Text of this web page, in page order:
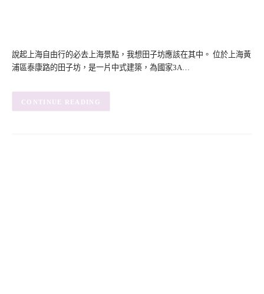
說起上海自由行的必去上海景點，我想田子坊應該在其中。 位於上海黃
浦區泰康路的田子坊，是一片中式建築，為國家3A…
CONTINUE READING